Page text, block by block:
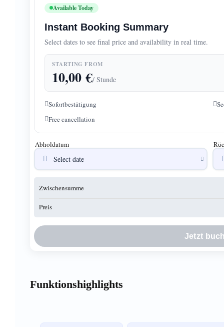
Available Today
Instant Booking Summary
Select dates to see final price and availability in real time.
STARTING FROM
10,00€/ Stunde
Sofortbestätigung
Free cancellation
Abholdatum
Zwischensumme
Preis
Jetzt
Funktionshighlights